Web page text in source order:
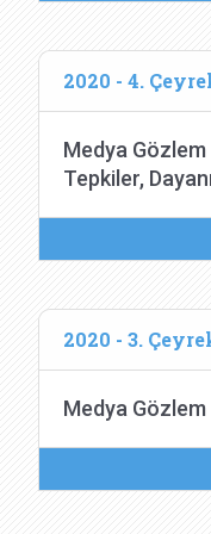
2020 - 4.
Medya
Tepkiler,
2020 - 3.
Medya